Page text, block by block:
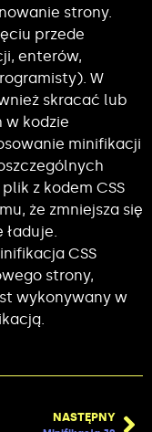
strony.
przede
enterów,
W
skracać lub
w kodzie
minifikacji
z kodem CSS
że zmniejsza się
ładuje.
CSS
strony,
wykonywany w
NASTĘPNY